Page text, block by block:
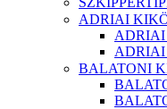
ADRIAI
ADRIAI
BALATONI